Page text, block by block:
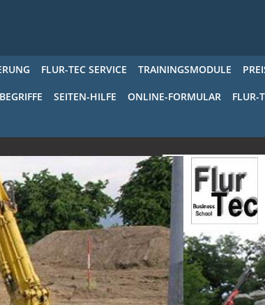
FLUR-TEC SERVICE TRAININGSMODULE
SEITEN-HILFE ONLINE-FORMULAR FLUR-